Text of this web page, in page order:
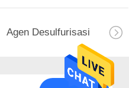
Agen Desulfurisasi